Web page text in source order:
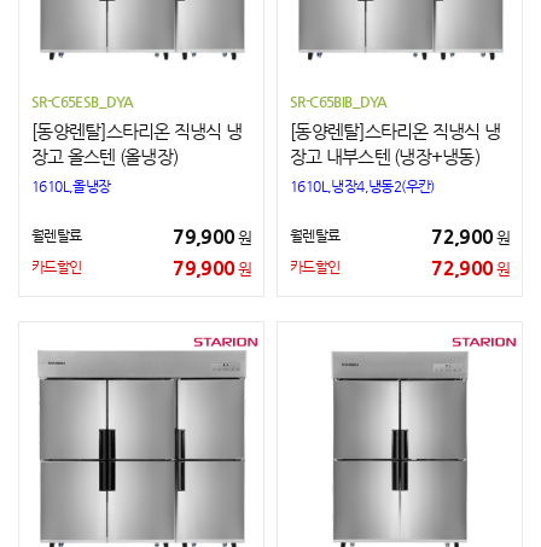
SR-C65ESB_DYA
[동양렌탈]스타리온 직냉식 냉
장고 올스텐 (올냉장)
1610L,올냉장
월렌탈료 79,900원
카드할인 79,900원
SR-C65BIB_DYA
[동양렌탈]스타리온 직냉식 냉
장고 내부스텐 (냉장+냉동)
1610L,냉장4,냉동2(우칸)
월렌탈료 72,900원
카드할인 72,900원